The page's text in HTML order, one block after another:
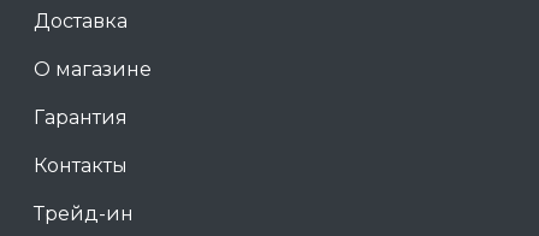
Доставка
О магазине
Гарантия
Контакты
Трейд-ин